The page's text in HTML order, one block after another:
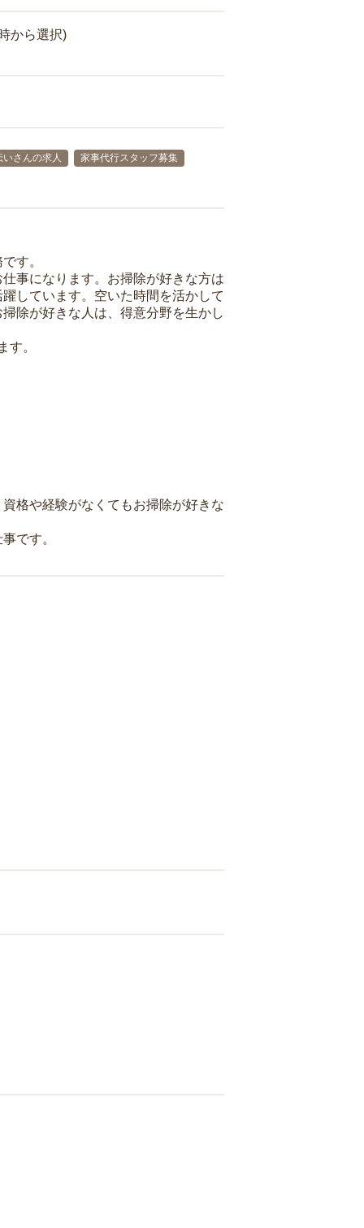
から選択)
いさんの求人
家事代行スタッフ募集
す。
事になります。お掃除が好きな方は
しています。空いた時間を活かして
除が好きな人は、得意分野を生かし
す。
格や経験がなくてもお掃除が好きな
です。